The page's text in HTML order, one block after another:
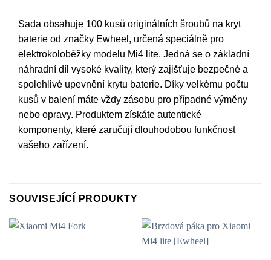
Sada obsahuje 100 kusů originálních šroubů na kryt
baterie od značky Ewheel, určená speciálně pro
elektrokoloběžky modelu Mi4 lite. Jedná se o základní
náhradní díl vysoké kvality, který zajišťuje bezpečné a
spolehlivé upevnění krytu baterie. Díky velkému počtu
kusů v balení máte vždy zásobu pro případné výměny
nebo opravy. Produktem získáte autentické
komponenty, které zaručují dlouhodobou funkčnost
vašeho zařízení.
SOUVISEJÍCÍ PRODUKTY